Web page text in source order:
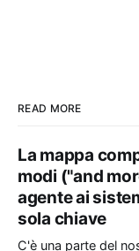
READ MORE
La mappa
modi ("and
agente ai
sola chiave
C'è una parte del